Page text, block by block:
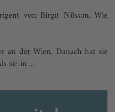
von Birgit Nilsson. Wie
an der Wien. Danach hat sie
sie in ...